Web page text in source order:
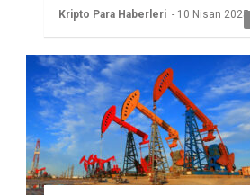
Sessizliğini Koruyor
Kripto Para Haberleri - 10 Nisan 2025